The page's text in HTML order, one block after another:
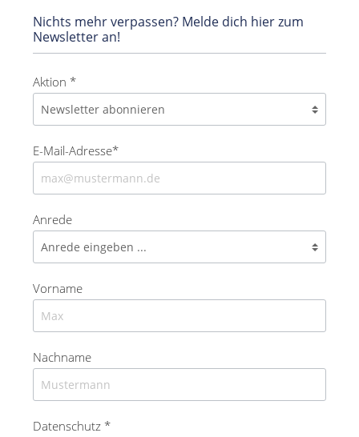
Nichts mehr verpassen? Melde dich hier zum
Newsletter an!
Aktion *
E-Mail-Adresse*
Anrede
Vorname
Nachname
Datenschutz *